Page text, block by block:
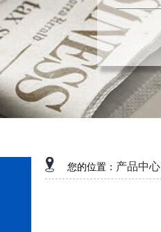
您的位置： 产品中心